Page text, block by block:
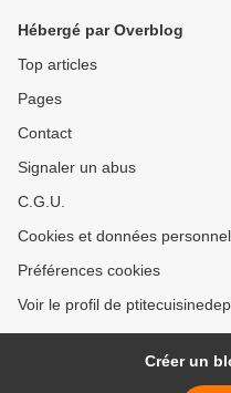
Hébergé par Overblog
Top articles
Pages
Contact
Signaler un abus
C.G.U.
Cookies et données
Préférences cookies
Voir le profil de
Créer un